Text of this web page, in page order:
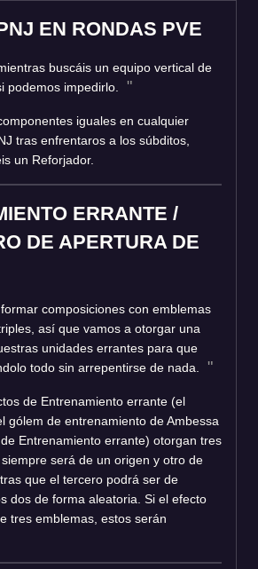
EN RONDAS PVE
buscáis un equipo vertical de
podemos impedirlo.
iguales en cualquier
tras enfrentaros a los súbditos,
un Reforjador.
ERRANTE /
DE APERTURA DE
composiciones con emblemas
así que vamos a otorgar una
unidades errantes para que
todo sin arrepentirse de nada.
de Entrenamiento errante (el
gólem de entrenamiento de Ambessa
Entrenamiento errante) otorgan tres
será de un origen y otro de
que el tercero podrá ser de
dos de forma aleatoria. Si el efecto
tres emblemas, estos serán